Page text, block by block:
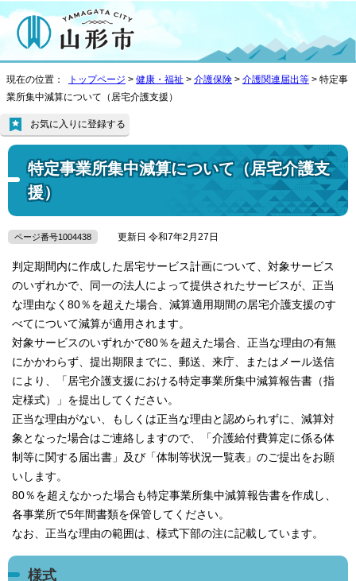
現在の位置： トップページ > 健康・福祉 > 介護保険 > 介護関連届出等 > 特定事
業所集中減算について（居宅介護支援）
特定事業所集中減算について（居宅介護支
援）
お気に入りに登録する
ページ番号1004438 更新日 令和7年2月27日
判定期間内に作成した居宅サービス計画について、対象サービス
のいずれかで、同一の法人によって提供されたサービスが、正当
な理由なく80％を超えた場合、減算適用期間の居宅介護支援のす
べてについて減算が適用されます。
対象サービスのいずれかで80％を超えた場合、正当な理由の有無
にかかわらず、提出期限までに、郵送、来庁、またはメール送信
により、「居宅介護支援における特定事業所集中減算報告書（指
定様式）」を提出してください。
正当な理由がない、もしくは正当な理由と認められずに、減算対
象となった場合はご連絡しますので、「介護給付費算定に係る体
制等に関する届出書」及び「体制等状況一覧表」のご提出をお願
いします。
80％を超えなかった場合も特定事業所集中減算報告書を作成し、
各事業所で5年間書類を保管してください。
なお、正当な理由の範囲は、様式下部の注に記載しています。
様式